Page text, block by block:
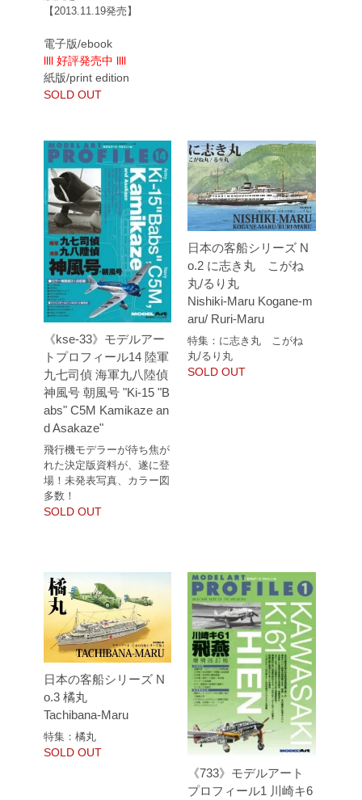
【2013.11.19発売】
電子版/ebook
llll 好評発売中 llll
紙版/print edition
SOLD OUT
《kse-33》モデルアー
トプロフィール14 陸軍
九七司偵 海軍九八陸偵
神風号 朝風号 "Ki-15 "B
abs" C5M Kamikaze an
d Asakaze"
飛行機モデラーが待ち焦が
れた決定版資料が、遂に登
場！未発表写真、カラー図
多数！
SOLD OUT
日本の客船シリーズ N
o.2 に志き丸 こがね
丸/るり丸
Nishiki-Maru Kogane-m
aru/ Ruri-Maru
特集：に志き丸 こがね
丸/るり丸
SOLD OUT
日本の客船シリーズ N
o.3 橘丸
Tachibana-Maru
特集：橘丸
SOLD OUT
《733》モデルアート
プロフィール1 川崎キ6